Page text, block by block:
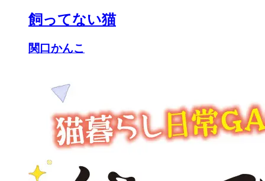
飼ってない猫
関口かんこ